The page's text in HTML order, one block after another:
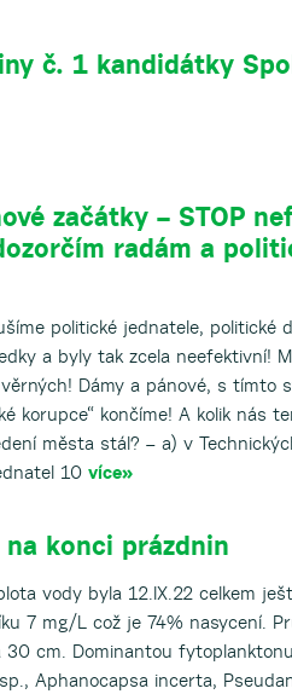
č. 1 kandidátky
začátky – STOP
radám a
politické jednatele, politické
a byly tak zcela neefektivní!
Dámy a pánové, s tímto
korupce“ končíme! A kolik nás
města stál? – a) v
10 více»
konci prázdnin
vody byla 12.IX.22 celkem
7 mg/L což je 74% nasycení.
cm. Dominantou
Aphanocapsa incerta,